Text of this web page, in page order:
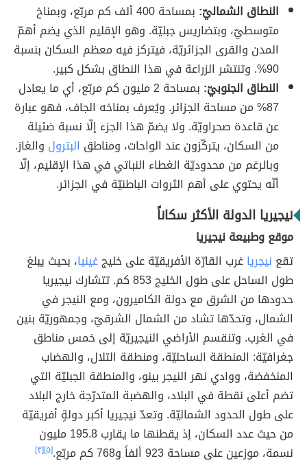
النطاق الشماليّ:
بمساحة 400 ألف كم مربّع، وبمناخ
متوسطيّ، وبتضاريس جبليّة. وهو الإقليم الذي يضم أهمّ
المدن والقرى الجزائريّة، فيتركز فيه معظم السكان بنسبة
90%. وتنتشر الزراعة في هذا النطاق بشكل كبير.
النطاق الجنوبيّ:
بمساحة 2 مليون كم مربّع، أي ما يعادل
87% من مساحة الجزائر. ويُعرف بمناخه الجاف، فهو عبارة
عن قاعدة صحراويّة. ولا يضمّ هذا الجزء إلّا نسبة ضئيلة
من السكان، يتركّزون عند الواحات، ومناطق البترول والغاز.
وبالرغم من محدوديّة الغطاء النباتي في هذا الإقليم، إلّا
أنّه يحتوي على أهم الثروات الباطنيّة في الجزائر.
نيجيريا الدولة الأكثر سكاناً
موقع وطبيعة نيجيريا
تقع نيجرياغرب القارّة الأفريقيّة على خليجغينيا، بحيث يبلغ
طول الساحل على طول الخليج 853 كم. تتشارك نيجيريا
حدودها من الشرق مع دولة الكاميرون، ومع النيجر في
الشمال، وتحدّها تشاد من الشمال الشرقيّ، وجمهوريّة بنين
في الغرب. وتنقسم الأراضي النيجيريّة إلى خمس مناطق
جغرافيّة: المنطقة الساحليّة، ومنطقة التلال، والهضاب
المنخفضة، ووادي نهر النيجر بينو، والمنطقة الجبليّة التي
تضم أعلى نقطة في البلاد، والهضبة المتدرّجة خارج البلاد
على طول الحدود الشماليّة. وتعدّ نيجيريا أكبر دولةٍ أفريقيّة
من حيث عدد السكان، إذ يقطنها ما يقارب 195.8 مليون
نسمة، موزعين على مساحة 923 ألفاً و768 كم مربّع.
[٥] [٣]